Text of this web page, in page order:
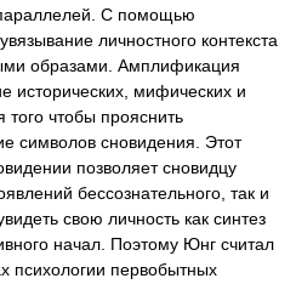
С помощью
личностного контекста
образами. Амплификация
исторических, мифических и
того чтобы прояснить
символов сновидения. Этот
позволяет сновидцу
бессознательного, так и
свою личность как синтез
начал. Поэтому Юнг считал
психологии первобытных